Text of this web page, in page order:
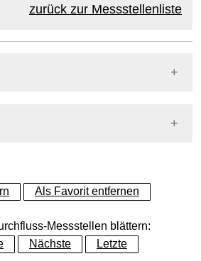
zurück zur Messstellenliste
Als Favorit entfernen
Messstellen blättern:
Nächste Letzte